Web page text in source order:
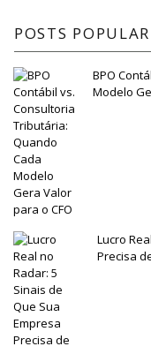
POSTS
BPO
Modelo
Lucro
Precisa